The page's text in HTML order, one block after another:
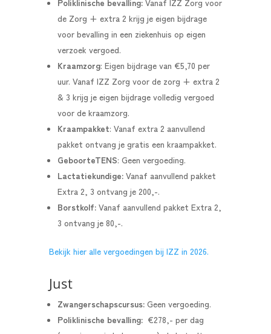
Poliklinische bevalling: Vanaf IZZ Zorg voor
de Zorg + extra 2 krijg je eigen bijdrage
voor bevalling in een ziekenhuis op eigen
verzoek vergoed.
Kraamzorg: Eigen bijdrage van €5,70 per
uur. Vanaf IZZ Zorg voor de zorg + extra 2
& 3 krijg je eigen bijdrage volledig vergoed
voor de kraamzorg.
Kraampakket: Vanaf extra 2 aanvullend
pakket ontvang je gratis een kraampakket.
GeboorteTENS: Geen vergoeding.
Lactatiekundige:Vanaf aanvullend pakket
Extra 2, 3 ontvang je 200,-.
Borstkolf:Vanaf aanvullend pakket Extra 2,
3 ontvang je 80,-.
Bekijk hier alle vergoedingen bij IZZ in 2026.
Just
Zwangerschapscursus: Geen vergoeding.
Poliklinische bevalling: €278,- per dag